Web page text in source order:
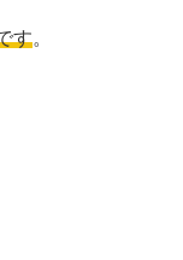
す。